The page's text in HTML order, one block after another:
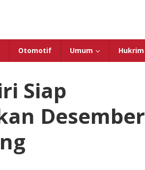
Otomotif Umum Hukrim
Siap
Desember